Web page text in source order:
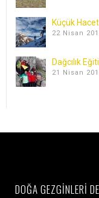
Küçük Hacet
22 Nisan
Dağcılık
21 Nisan
DOĞA GEZGİNLERİ